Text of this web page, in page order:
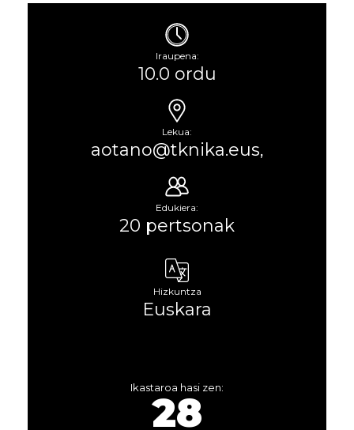
Iraupena:
10.0 ordu
Lekua:
aotano@tknika.eus,
Edukiera:
20 pertsonak
Hizkuntza
Euskara
Ikastaroa hasi zen:
28